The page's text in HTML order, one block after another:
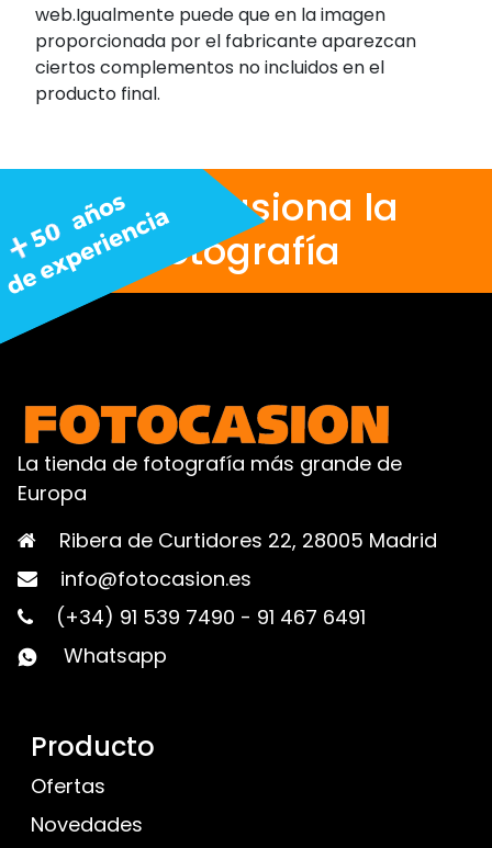
web.Igualmente puede que en la imagen
proporcionada por el fabricante aparezcan
ciertos complementos no incluidos en el
producto final.
Nos apasiona la
fotografía
La tienda de fotografía más grande de
Europa
Ribera de Curtidores 22, 28005 Madrid
info@fotocasion.es
(+34) 91 539 7490 - 91 467 6491
Whatsapp
Producto
Ofertas
Novedades